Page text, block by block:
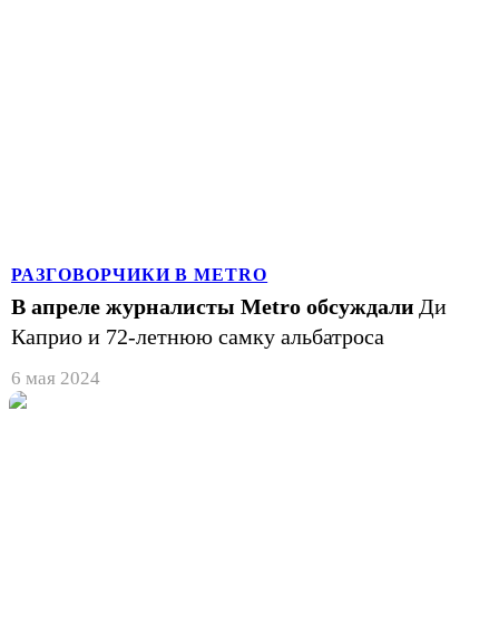
РАЗГОВОРЧИКИ В METRO
В апреле журналисты Metro обсуждали Ди
Каприо и 72-летнюю самку альбатроса
6 мая 2024